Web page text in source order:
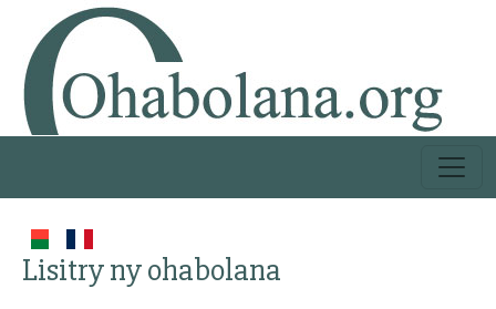
Lisitry ny ohabolana